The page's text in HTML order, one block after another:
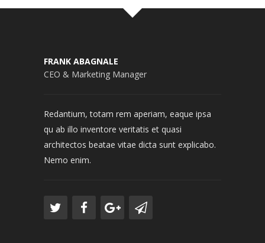
FRANK ABAGNALE
CEO & Marketing Manager
Redantium, totam rem aperiam, eaque ipsa
qu ab illo inventore veritatis et quasi
architectos beatae vitae dicta sunt explicabo.
Nemo enim.